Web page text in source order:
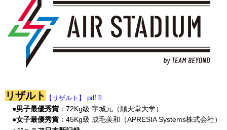
リザルト 【リザルト】.pdf
●男子最優秀賞 ：72Kg級 宇城元（順天堂大学）
●女子最優秀賞 ：45Kg級 成毛美和（APRESIA Systems株式会社）